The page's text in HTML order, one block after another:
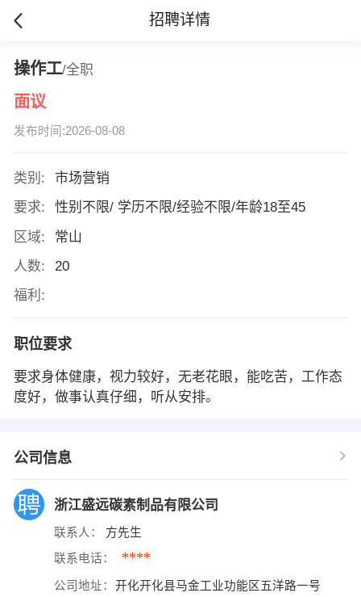
招聘详情
操作工/全职
面议
发布时间:2026-08-08
类别:
市场营销
要求:
性别不限/ 学历不限/经验不限/年龄18至45
区域:
常山
人数:
20
福利:
职位要求
要求身体健康，视力较好，无老花眼，能吃苦，工作态
度好，做事认真仔细，听从安排。
公司信息
浙江盛远碳素制品有限公司
联系人： 方先生
联系电话： ****
公司地址： 开化开化县马金工业功能区五洋路一号